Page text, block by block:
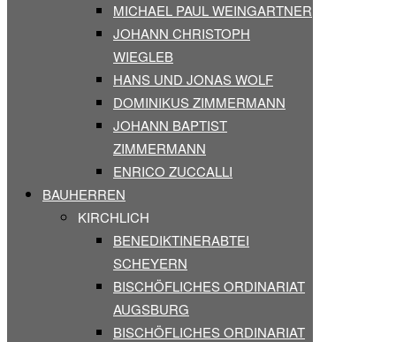
MICHAEL PAUL WEINGARTNER
JOHANN CHRISTOPH
WIEGLEB
HANS UND JONAS WOLF
DOMINIKUS ZIMMERMANN
JOHANN BAPTIST
ZIMMERMANN
ENRICO ZUCCALLI
BAUHERREN
KIRCHLICH
BENEDIKTINERABTEI
SCHEYERN
BISCHÖFLICHES ORDINARIAT
AUGSBURG
BISCHÖFLICHES ORDINARIAT